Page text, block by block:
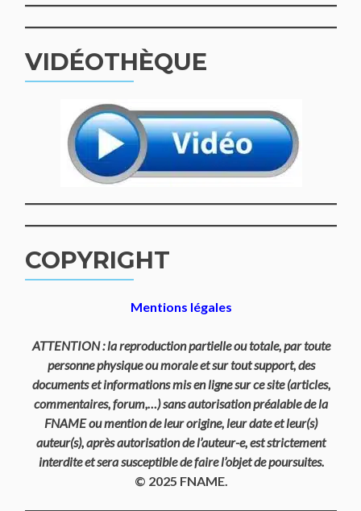
VIDÉOTHÈQUE
COPYRIGHT
Mentions légales
ATTENTION : la reproduction partielle ou totale, par toute
personne physique ou morale et sur tout support, des
documents et informations mis en ligne sur ce site (articles,
commentaires, forum,…) sans autorisation préalable de la
FNAME ou mention de leur origine, leur date et leur(s)
auteur(s), après autorisation de l’auteur-e, est strictement
interdite et sera susceptible de faire l’objet de poursuites.
© 2025 FNAME.